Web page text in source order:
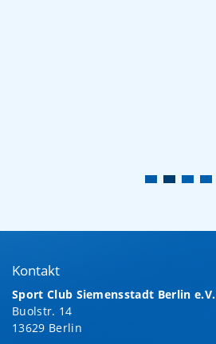
Kontakt
Sport Club Siemensstadt Berlin e.V.
Buolstr. 14
13629 Berlin